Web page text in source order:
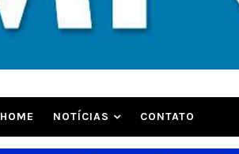
HOME NOTÍCIAS CONTATO